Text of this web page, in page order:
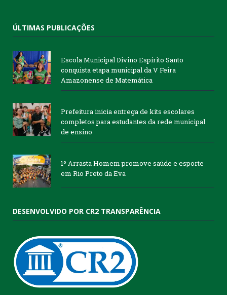
ÚLTIMAS PUBLICAÇÕES
Escola Municipal Divino Espírito Santo
conquista etapa municipal da V Feira
Amazonense de Matemática
Prefeitura inicia entrega de kits escolares
completos para estudantes da rede municipal
de ensino
1º Arrasta Homem promove saúde e esporte
em Rio Preto da Eva
DESENVOLVIDO POR CR2 TRANSPARÊNCIA